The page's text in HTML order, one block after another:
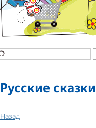
Русские сказки
Назад